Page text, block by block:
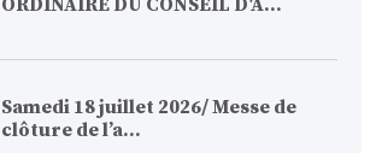
ORDINAIRE DU CONSEIL D'A...
Samedi 18 juillet 2026/ Messe de
clôture de l’a...